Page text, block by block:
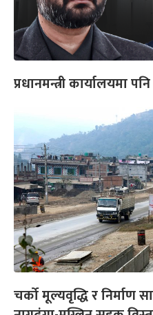
प्रधानमन्त्री कार्यालयमा
चर्को मूल्यवृद्धि र निर्माण